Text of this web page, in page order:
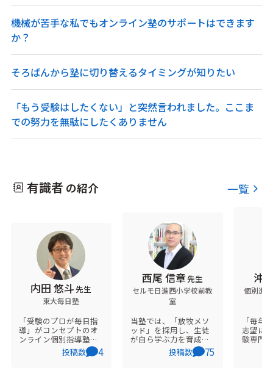
機械が苦手な私でもオンライン塾のサポートはできます
か？
そろばんから塾に切り替えるタイミングが知りたい
「もう受験はしたくない」と突然言われました。ここま
での努力を無駄にしたくありません
有識者 の紹介 一覧
内田 悠斗先生
東大毎日塾
「受験のプロが毎日指
導」がコンセプトのオ
ンライン個別指導塾
「東大毎日塾」の代
表。 オーダーメイドの
投稿数 4
西尾 信章先生
セルモ日進西小学校前教
室
当塾では、「放牧メソ
ッド」を採用し、生徒
が自ら学ぶ力を育成し
ています。 また、方眼
ノートを活用した思考
投稿数 75
沖
個別進
「毎年
志望に
験専門